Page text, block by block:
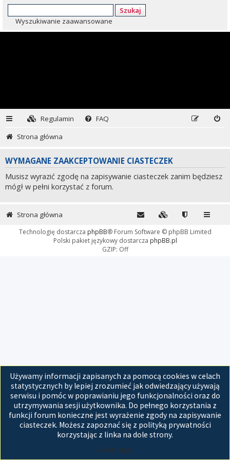
Szukaj
Wyszukiwanie zaawansowane
Regulamin
FAQ
Strona główna
WYMAGANE ZAAKCEPTOWANIE CIASTECZEK
Musisz wyrazić zgodę na zapisywanie ciasteczek zanim będziesz
mógł w pełni korzystać z forum.
Używamy informacji zapisanych za pomocą cookies w celach
statystycznych by lepiej zrozumieć jak odwiedzający używają
serwisu i pomóc w poprawianiu jego funkcjonalności oraz do
utrzymywania sesji użytkownika. Do pełnego korzystania z
funkcji forum konieczne jest wyrażenie zgody na zapisywanie
ciasteczek. Możesz zapoznać się z polityką prywatności
korzystając z linka na dole strony.
Akceptuję
Strona główna
Technologię dostarcza phpBB® Forum Software © phpBB Limited
Polski pakiet językowy dostarcza phpBB.pl
GZIP: Off